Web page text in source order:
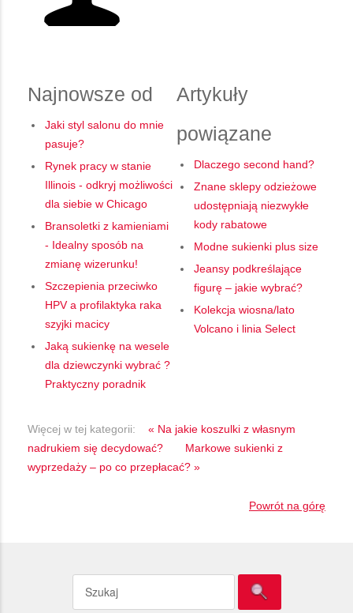
Najnowsze od
Jaki styl salonu do mnie
pasuje?
Rynek pracy w stanie
Illinois - odkryj możliwości
dla siebie w Chicago
Bransoletki z kamieniami
- Idealny sposób na
zmianę wizerunku!
Szczepienia przeciwko
HPV a profilaktyka raka
szyjki macicy
Jaką sukienkę na wesele
dla dziewczynki wybrać ?
Praktyczny poradnik
Artykuły
powiązane
Dlaczego second hand?
Znane sklepy odzieżowe
udostępniają niezwykłe
kody rabatowe
Modne sukienki plus size
Jeansy podkreślające
figurę – jakie wybrać?
Kolekcja wiosna/lato
Volcano i linia Select
Więcej w tej kategorii:
« Na jakie koszulki z własnym
nadrukiem się decydować?
Markowe sukienki z
wyprzedaży – po co przepłacać? »
Powrót na górę